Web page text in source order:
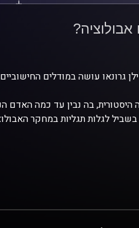
גרונאו עושה במודלים
בה נבין עד כמה האדם
לגלות תגליות במחקר